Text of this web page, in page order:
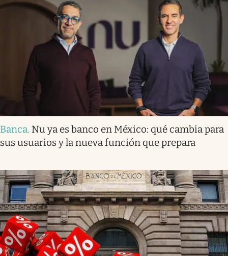
Banca. Nu ya es banco en México: qué cambia para
sus usuarios y la nueva función que prepara